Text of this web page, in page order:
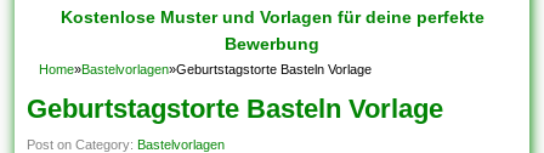
Kostenlose Muster und Vorlagen für deine perfekte
Bewerbung
Home»Bastelvorlagen»Geburtstagstorte Basteln Vorlage
Geburtstagstorte Basteln Vorlage
Post on Category:Bastelvorlagen